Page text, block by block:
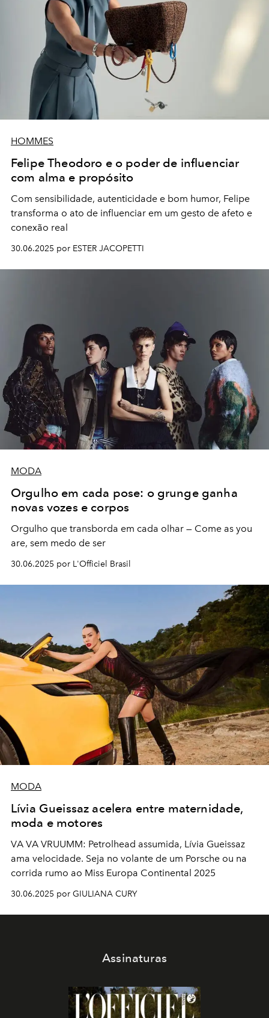
HOMMES
Felipe Theodoro e o poder de influenciar
com alma e propósito
Com sensibilidade, autenticidade e bom humor, Felipe
transforma o ato de influenciar em um gesto de afeto e
conexão real
30.06.2025 por ESTER JACOPETTI
MODA
Orgulho em cada pose: o grunge ganha
novas vozes e corpos
Orgulho que transborda em cada olhar — Come as you
are, sem medo de ser
30.06.2025 por L'Officiel Brasil
MODA
Lívia Gueissaz acelera entre maternidade,
moda e motores
VA VA VRUUMM: Petrolhead assumida, Lívia Gueissaz
ama velocidade. Seja no volante de um Porsche ou na
corrida rumo ao Miss Europa Continental 2025
30.06.2025 por GIULIANA CURY
Assinaturas